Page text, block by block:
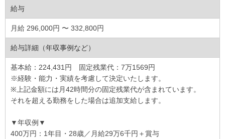
給与
月給 296,000円 〜 332,800円
給与詳細（年収事例など）
基本給：224,431円 固定残業代：7万1569円
※経験・能力・実績を考慮して決定いたします。
※上記金額には月42時間分の固定残業代が含まれています。
それを超える勤務をした場合は追加支給します。
▼年収例▼
400万円：1年目・28歳／月給29万6千円＋賞与